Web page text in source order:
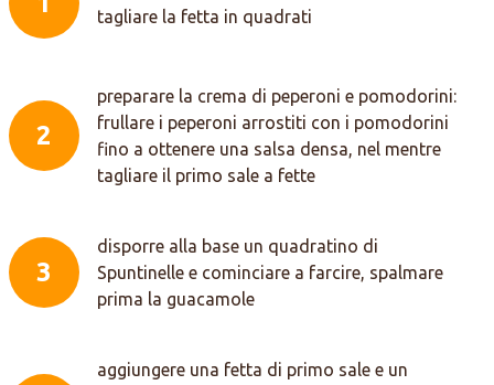
tagliare la fetta in quadrati
2
preparare la crema di peperoni e pomodorini:
frullare i peperoni arrostiti con i pomodorini
fino a ottenere una salsa densa, nel mentre
tagliare il primo sale a fette
3
disporre alla base un quadratino di
Spuntinelle e cominciare a farcire, spalmare
prima la guacamole
aggiungere una fetta di primo sale e un